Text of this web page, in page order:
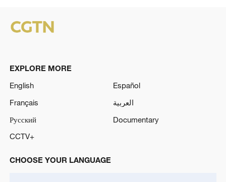
EXPLORE MORE
English
Español
Français
العربية
Русский
Documentary
CCTV+
CHOOSE YOUR LANGUAGE